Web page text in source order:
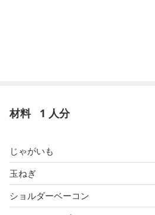
材料 1 人分
じゃがいも
玉ねぎ
ショルダーベーコン